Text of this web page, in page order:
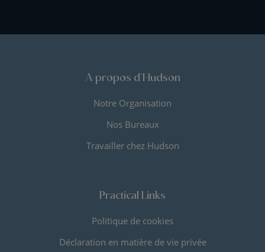
A propos d'Hudson
Notre Organisation
Nos Bureaux
Travailler chez Hudson
Practical Links
Politique de cookies
Déclaration en matière de vie privée